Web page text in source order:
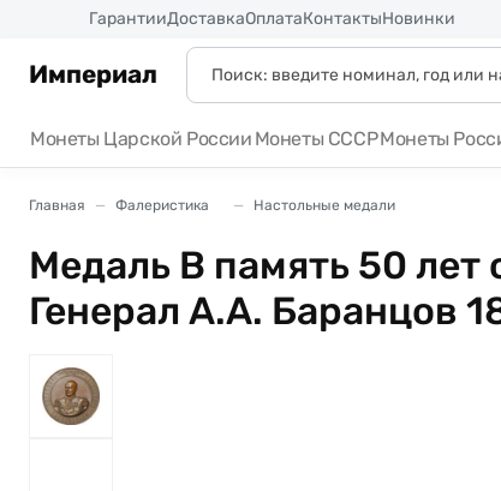
ГарантииДоставкаОплатаКонтактыНовинки
Империал
Монеты Царской России Монеты СССРМонеты
Главная Фалеристика Настольные медали
Медаль В память 50
Генерал A.A. Баранцов